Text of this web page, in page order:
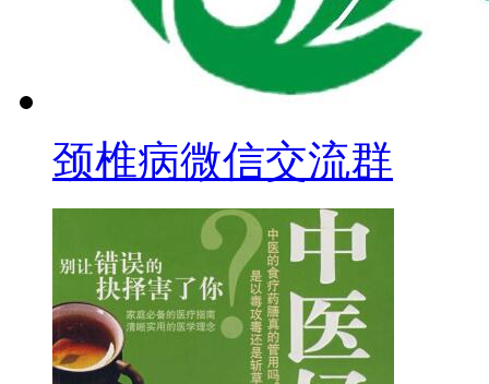
颈椎病微信交流群